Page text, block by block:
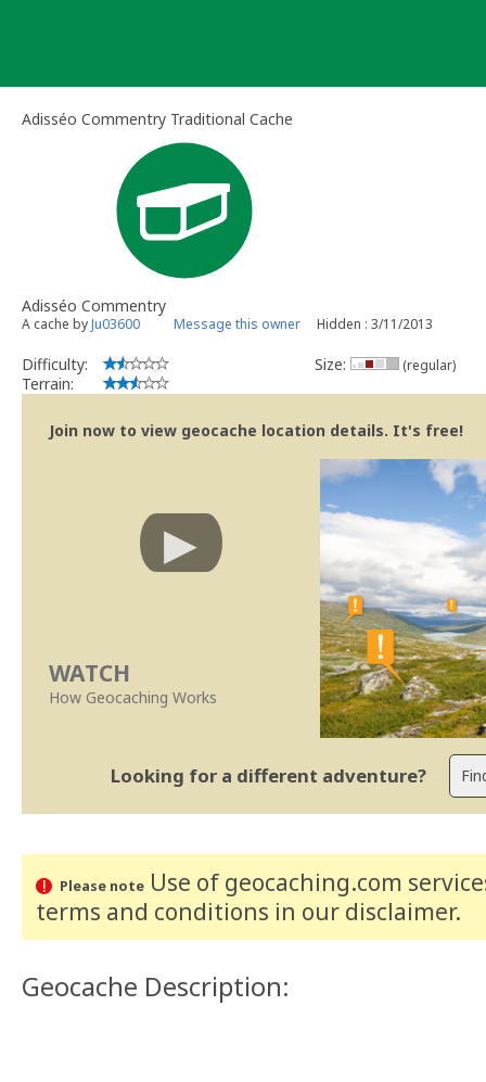
Adisséo Commentry Traditional Cache
Adisséo Commentry
A cache byJu03600 Message this owner Hidden : 3/11/2013
Difficulty:
Terrain:
Size: (regular)
Join now to view geocache location details. It's free!
WATCH
How Geocaching Works
Looking for a different adventure?
Please noteUse of geocaching.com
terms and conditions in our disclaimer.
Geocache Description: